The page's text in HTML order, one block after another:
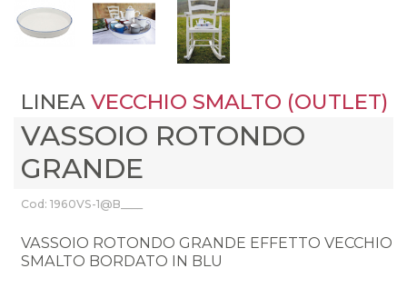
LINEA VECCHIO SMALTO (OUTLET)
VASSOIO ROTONDO
GRANDE
Cod: 1960VS-1@B____
VASSOIO ROTONDO GRANDE EFFETTO VECCHIO
SMALTO BORDATO IN BLU